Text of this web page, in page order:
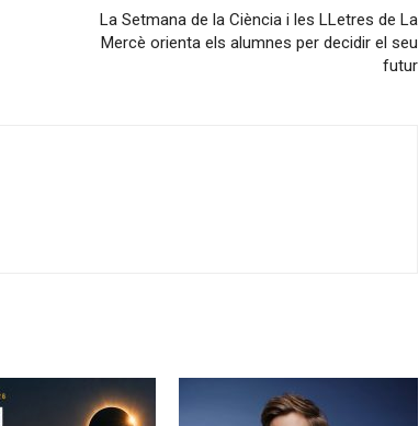
La Setmana de la Ciència i les LLetres de La
Mercè orienta els alumnes per decidir el seu
futur